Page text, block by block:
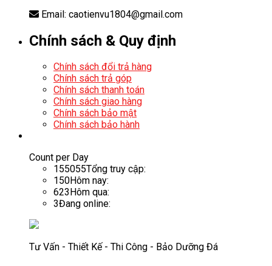
Email: caotienvu1804@gmail.com
Chính sách & Quy định
Chính sách đổi trả hàng
Chính sách trả góp
Chính sách thanh toán
Chính sách giao hàng
Chính sách bảo mật
Chính sách bảo hành
Count per Day
155055Tổng truy cập:
150Hôm nay:
623 Hôm qua:
3Đang online:
Tư Vấn - Thiết Kế - Thi Công - Bảo Dưỡng Đá